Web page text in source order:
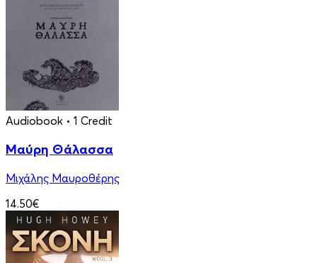
Audiobook • 1 Credit
Μαύρη Θάλασσα
Μιχάλης Μαυροθέρης
14.50€